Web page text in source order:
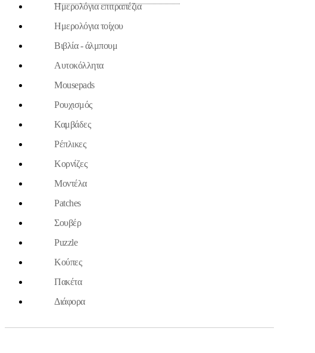
Ημερολόγια επιτραπέζια
Ημερολόγια τοίχου
Βιβλία - άλμπουμ
Aυτοκόλλητα
Mousepads
Ρουχισμός
Καμβάδες
Ρέπλικες
Κορνίζες
Μοντέλα
Patches
Σουβέρ
Puzzle
Κούπες
Πακέτα
Διάφορα